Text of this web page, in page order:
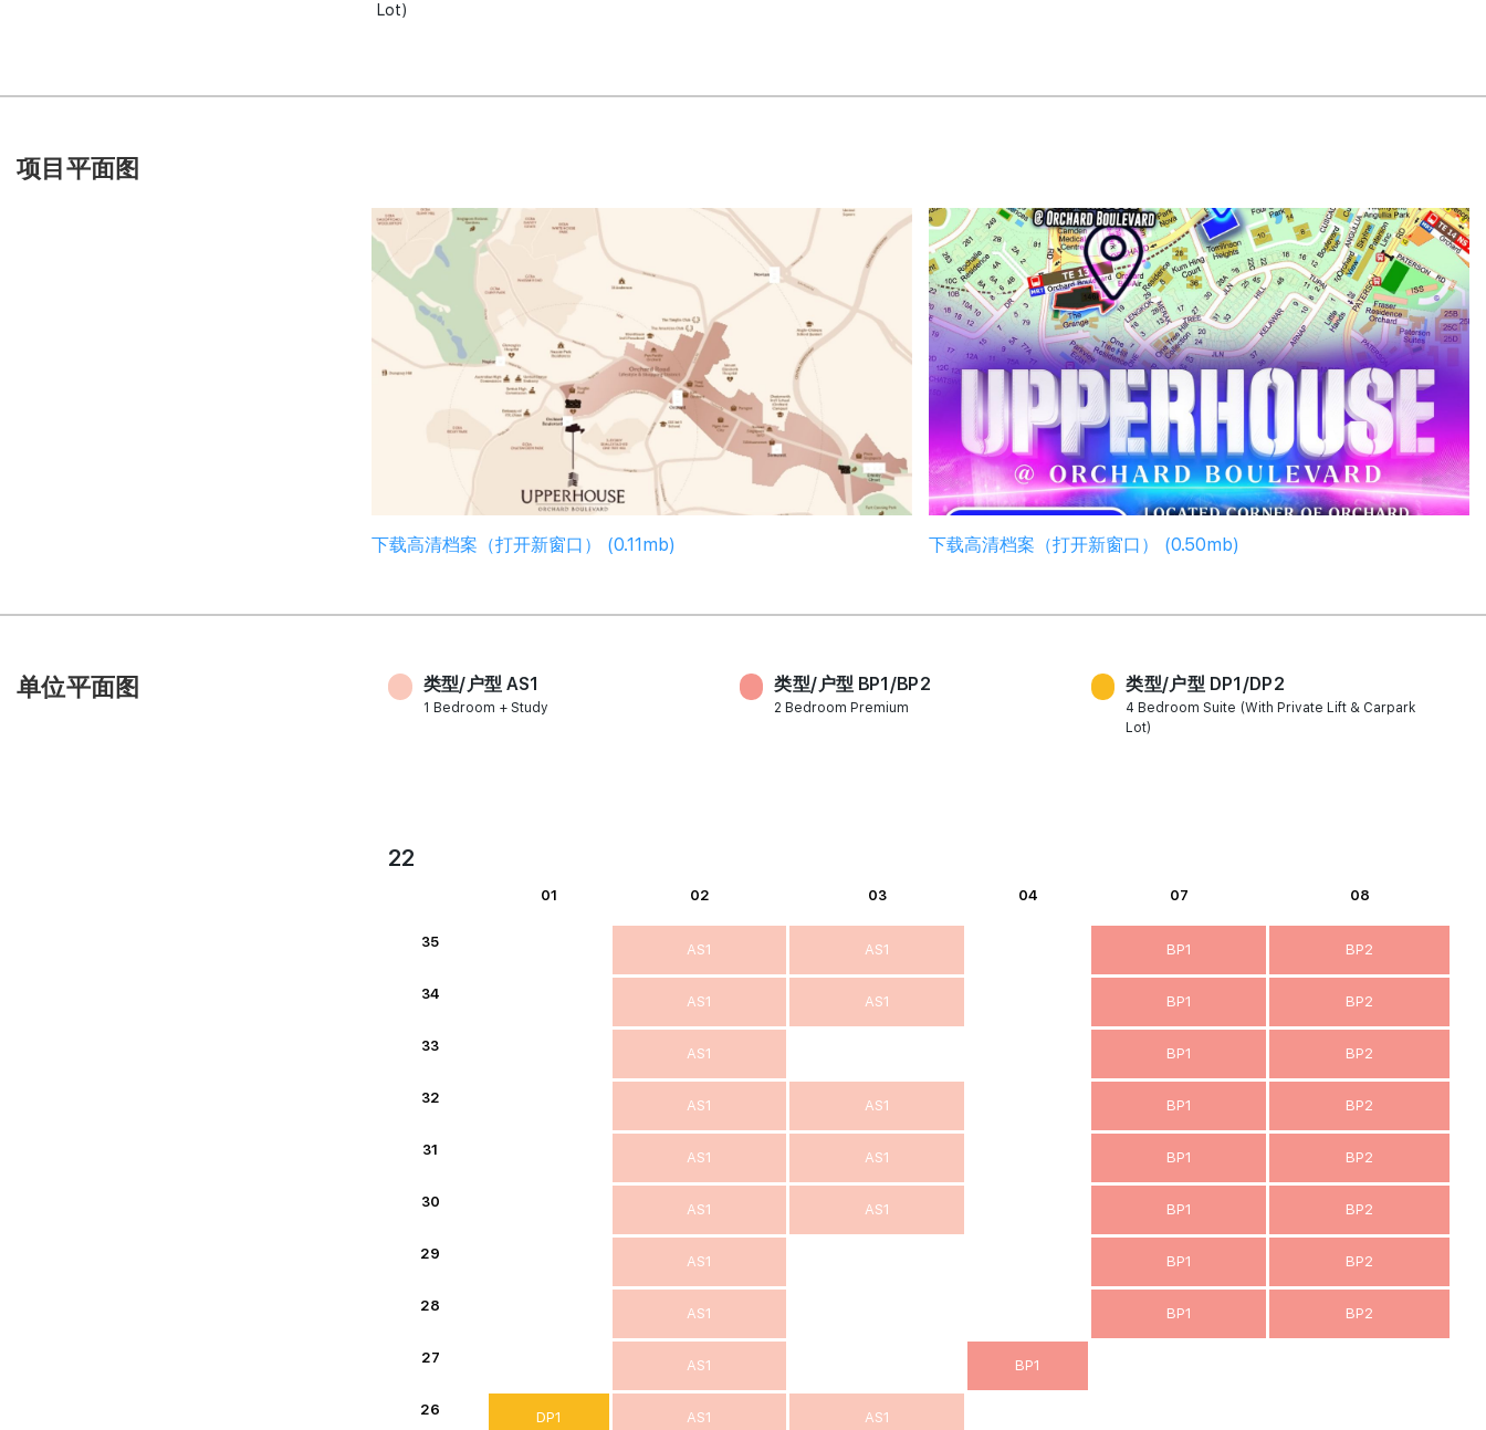
Lot)
项目平面图
下载高清档案（打开新窗口） (0.11mb) 下载高清档案（打开新窗口） (0.50mb)
单位平面图 类型/户型 AS1
1 Bedroom + Study
类型/户型 BP1/BP2
2 Bedroom Premium
类型/户型 DP1/DP2
4 Bedroom Suite (With Private Lift & Carpark
Lot)
22
01 02 03 04 07 08
35 AS1 AS1 BP1 BP2
34 AS1 AS1 BP1 BP2
33 AS1 BP1 BP2
32 AS1 AS1 BP1 BP2
31 AS1 AS1 BP1 BP2
30 AS1 AS1 BP1 BP2
29 AS1 BP1 BP2
28 AS1 BP1 BP2
27 AS1 BP1
26 DP1 AS1 AS1